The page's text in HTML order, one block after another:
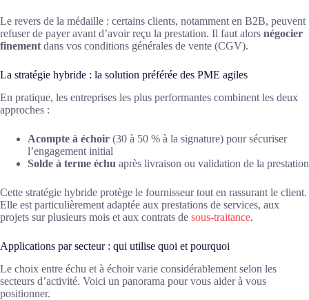
Le revers de la médaille : certains clients, notamment en B2B, peuvent
refuser de payer avant d’avoir reçu la prestation. Il faut alors négocier
finement dans vos conditions générales de vente (CGV).
La stratégie hybride : la solution préférée des PME agiles
En pratique, les entreprises les plus performantes combinent les deux
approches :
Acompte à échoir (30 à 50 % à la signature) pour sécuriser
l’engagement initial
Solde à terme échu après livraison ou validation de la prestation
Cette stratégie hybride protège le fournisseur tout en rassurant le client.
Elle est particulièrement adaptée aux prestations de services, aux
projets sur plusieurs mois et aux contrats de sous-traitance.
Applications par secteur : qui utilise quoi et pourquoi
Le choix entre échu et à échoir varie considérablement selon les
secteurs d’activité. Voici un panorama pour vous aider à vous
positionner.